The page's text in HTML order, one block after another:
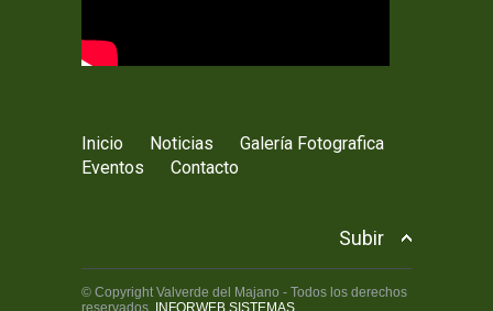
Inicio Noticias
Galería Fotografica
Eventos
Contacto
Subir
© Copyright Valverde del Majano - Todos los derechos
reservados.
INFORWEB SISTEMAS